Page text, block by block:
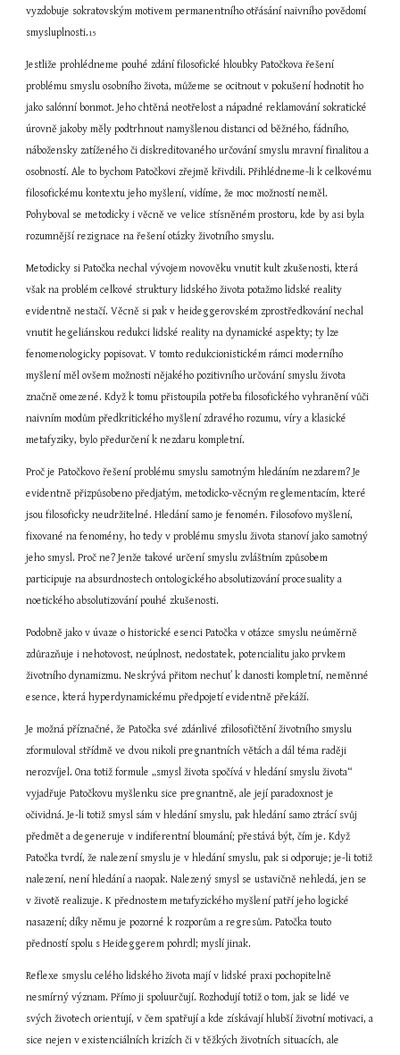
vyzdobuje sokratovským motivem permanentního otřásání naivního povědomí
smysluplnosti.15
Jestliže prohlédneme pouhé zdání filosofické hloubky Patočkova řešení
problému smyslu osobního života, můžeme se ocitnout v pokušení hodnotit ho
jako salónní bonmot. Jeho chtěná neotřelost a nápadné reklamování sokratické
úrovně jakoby měly podtrhnout namyšlenou distanci od běžného, fádního,
nábožensky zatíženého či diskreditovaného určování smyslu mravní finalitou a
osobností. Ale to bychom Patočkovi zřejmě křivdili. Přihlédneme-li k celkovému
filosofickému kontextu jeho myšlení, vidíme, že moc možností neměl.
Pohyboval se metodicky i věcně ve velice stísněném prostoru, kde by asi byla
rozumnější rezignace na řešení otázky životního smyslu.
Metodicky si Patočka nechal vývojem novověku vnutit kult zkušenosti, která
však na problém celkové struktury lidského života potažmo lidské reality
evidentně nestačí. Věcně si pak v heideggerovském zprostředkování nechal
vnutit hegeliánskou redukci lidské reality na dynamické aspekty; ty lze
fenomenologicky popisovat. V tomto redukcionistickém rámci moderního
myšlení měl ovšem možnosti nějakého pozitivního určování smyslu života
značně omezené. Když k tomu přistoupila potřeba filosofického vyhranění vůči
naivním modům předkritického myšlení zdravého rozumu, víry a klasické
metafyziky, bylo předurčení k nezdaru kompletní.
Proč je Patočkovo řešení problému smyslu samotným hledáním nezdarem? Je
evidentně přizpůsobeno předjatým, metodicko-věcným reglementacím, které
jsou filosoficky neudržitelné. Hledání samo je fenomén. Filosofovo myšlení,
fixované na fenomény, ho tedy v problému smyslu života stanoví jako samotný
jeho smysl. Proč ne? Jenže takové určení smyslu zvláštním způsobem
participuje na absurdnostech ontologického absolutizování procesuality a
noetického absolutizování pouhé zkušenosti.
Podobně jako v úvaze o historické esenci Patočka v otázce smyslu neúměrně
zdůrazňuje i nehotovost, neúplnost, nedostatek, potencialitu jako prvkem
životního dynamizmu. Neskrývá přitom nechuť k danosti kompletní, neměnné
esence, která hyperdynamickému předpojetí evidentně překáží.
Je možná příznačné, že Patočka své zdánlivé zfilosofičtění životního smyslu
zformuloval střídmě ve dvou nikoli pregnantních větách a dál téma raději
nerozvíjel. Ona totiž formule „smysl života spočívá v hledání smyslu života“
vyjadřuje Patočkovu myšlenku sice pregnantně, ale její paradoxnost je
očividná. Je-li totiž smysl sám v hledání smyslu, pak hledání samo ztrácí svůj
předmět a degeneruje v indiferentní bloumání; přestává být, čím je. Když
Patočka tvrdí, že nalezení smyslu je v hledání smyslu, pak si odporuje; je-li totiž
nalezení, není hledání a naopak. Nalezený smysl se ustavičně nehledá, jen se
v životě realizuje. K přednostem metafyzického myšlení patří jeho logické
nasazení; díky němu je pozorné k rozporům a regresům. Patočka touto
předností spolu s Heideggerem pohrdl; myslí jinak.
Reflexe smyslu celého lidského života mají v lidské praxi pochopitelně
nesmírný význam. Přímo ji spoluurčují. Rozhodují totiž o tom, jak se lidé ve
svých životech orientují, v čem spatřují a kde získávají hlubší životní motivaci, a
sice nejen v existenciálních krizích či v těžkých životních situacích, ale